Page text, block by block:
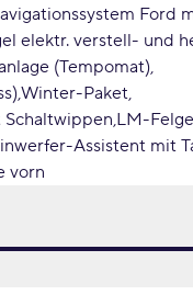
Ford
elektr. verstell- und
(Tempomat)
Winter-Paket
LM-
Assistent mit
vorn